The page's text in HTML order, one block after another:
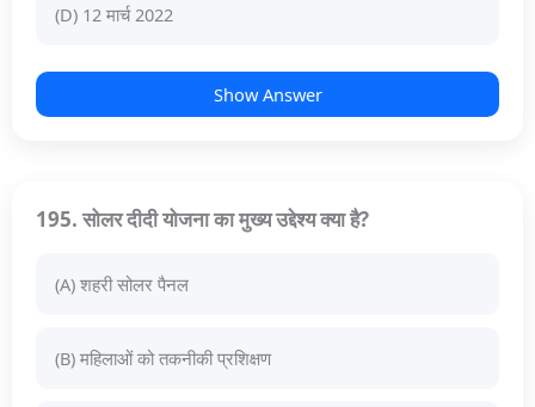
(D) 12 मार्च 2022
Show Answer
195. सोलर दीदी योजना का मुख्य उद्देश्य क्या है?
(A) शहरी सोलर पैनल
(B) महिलाओं को तकनीकी प्रशिक्षण